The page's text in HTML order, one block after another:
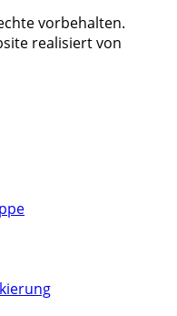
vorbehalten.
realisiert von